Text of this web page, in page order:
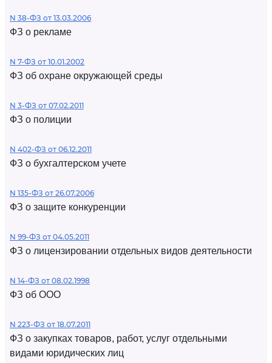
N 38-ФЗ от 13.03.2006
ФЗ о рекламе
N 7-ФЗ от 10.01.2002
ФЗ об охране окружающей среды
N 3-ФЗ от 07.02.2011
ФЗ о полиции
N 402-ФЗ от 06.12.2011
ФЗ о бухгалтерском учете
N 135-ФЗ от 26.07.2006
ФЗ о защите конкуренции
N 99-ФЗ от 04.05.2011
ФЗ о лицензировании отдельных видов деятельности
N 14-ФЗ от 08.02.1998
ФЗ об ООО
N 223-ФЗ от 18.07.2011
ФЗ о закупках товаров, работ, услуг отдельными
видами юридических лиц